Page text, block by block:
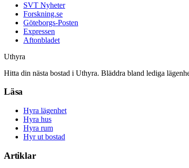
SVT Nyheter
Forskning.se
Göteborgs-Posten
Expressen
Aftonbladet
Uthyra
Hitta din nästa bostad i Uthyra. Bläddra bland lediga
Läsa
Hyra lägenhet
Hyra hus
Hyra rum
Hyr ut bostad
Artiklar